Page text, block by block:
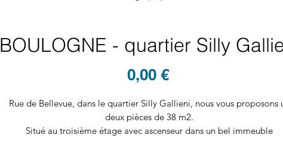
BOULOGNE - quartier Silly
0,00 €Prix
Rue de Bellevue, dans le quartier Silly Gallieni, nous vous proposons
deux pièces de 38 m2.
Situé au troisième étage avec ascenseur dans un bel immeuble